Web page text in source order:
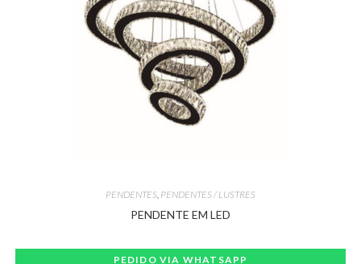
PENDENTES, PENDENTES / LUSTRES
PENDENTE EM LED
PEDIDO VIA WHATSAPP